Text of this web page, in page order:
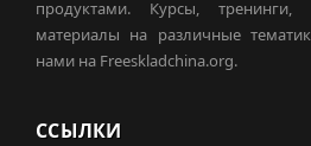
продуктами. Курсы,
материалы на различные
нами на Freeskladchina.org.
ССЫЛКИ